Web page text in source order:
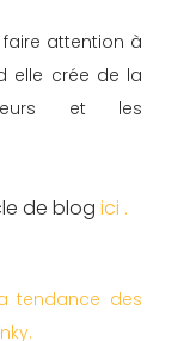
faire attention à
elle crée de la
et les
de blog ici .
tendance des